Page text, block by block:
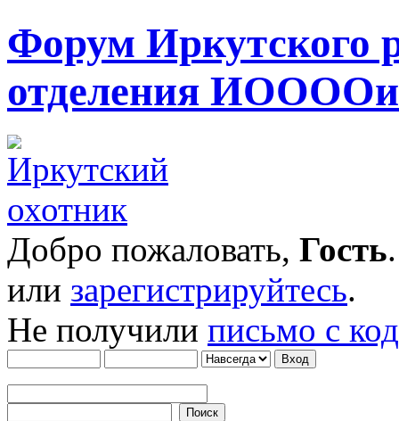
Форум Иркутского
отделения
Добро пожаловать, Гость
или зарегистрируйтесь.
Не получили письмо с